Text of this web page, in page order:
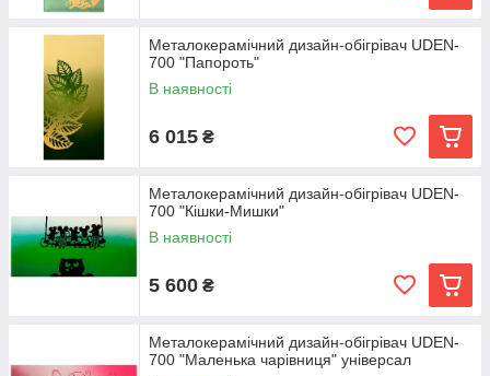
Металокерамічний дизайн-обігрівач UDEN-
700 "Папороть"
В наявності
6 015 ₴
Металокерамічний дизайн-обігрівач UDEN-
700 "Кішки-Мишки"
В наявності
5 600 ₴
Металокерамічний дизайн-обігрівач UDEN-
700 "Маленька чарівниця" універсал